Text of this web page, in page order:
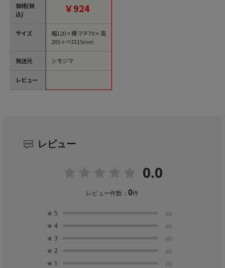
価格(税
込)
サイズ
発送元
レビュー
￥924
幅120×横マチ70×高
205＋ベロ15mm
シモジマ
レビュー
0.0
レビュー件数：0件
★ 5 (0)
★ 4 (0)
★ 3 (0)
★ 2 (0)
★ 1 (0)